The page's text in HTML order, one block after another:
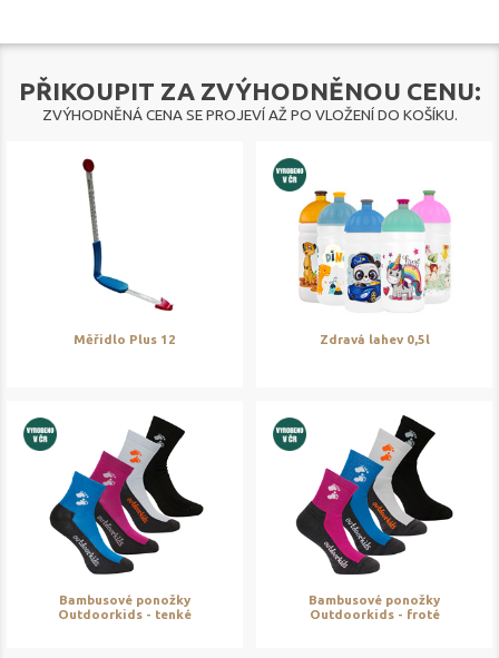
PŘIKOUPIT ZA ZVÝHODNĚNOU CENU:
ZVÝHODNĚNÁ CENA SE PROJEVÍ AŽ PO VLOŽENÍ DO KOŠÍKU.
Měřidlo Plus 12 Zdravá lahev 0,5l
Bambusové ponožky
Outdoorkids - tenké
Bambusové ponožky
Outdoorkids - froté